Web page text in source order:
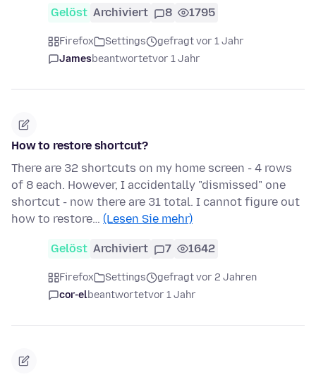
Gelöst Archiviert 8 1795
Firefox Settings
gefragt vor 1 Jahr
Jamesbeantwortetvor 1 Jahr
How to restore shortcut?
There are 32 shortcuts on my home screen - 4 rows
of 8 each. However, I accidentally "dismissed" one
shortcut - now there are 31 total. I cannot figure out
how to restore… (Lesen Sie mehr)
Gelöst Archiviert 7 1642
Firefox Settings
gefragt vor 2 Jahren
cor-elbeantwortetvor 1 Jahr